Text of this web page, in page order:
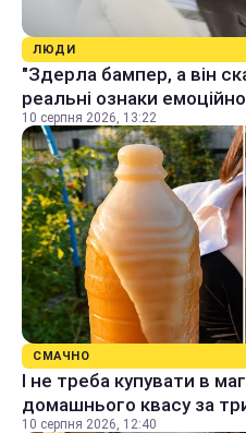
ЛЮДИ
"Здерла бампер, а він
реальні ознаки
10 серпня 2026, 13:22
СМАЧНО
І не треба купувати в
домашнього квасу за
10 серпня 2026, 12:40